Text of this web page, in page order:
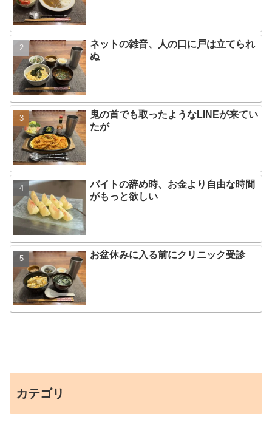
ネットの雑音、人の口に戸は立てられ
ぬ
鬼の首でも取ったようなLINEが来てい
たが
バイトの辞め時、お金より自由な時間
がもっと欲しい
お盆休みに入る前にクリニック受診
カテゴリ